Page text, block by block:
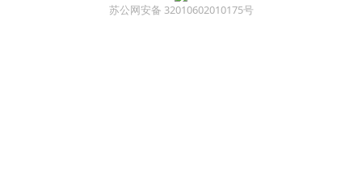
苏公网安备 32010602010175号